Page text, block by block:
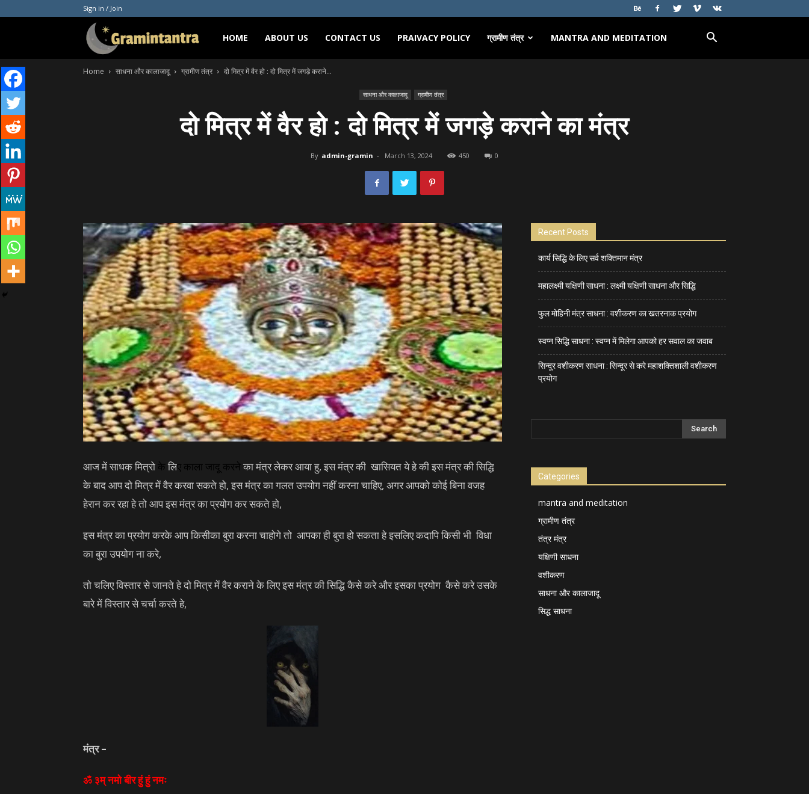
Sign in / Join
Gramintantra
HOME ABOUT US CONTACT US PRAIVACY POLICY ग्रामीण तंत्र MANTRA AND MEDITATION
Home साधना और कालाजादू ग्रामीण तंत्र दो मित्र में वैर हो : दो मित्र में जगड़े कराने...
साधना और कालाजादू ग्रामीण तंत्र
दो मित्र में वैर हो : दो मित्र में जगड़े कराने का मंत्र
By admin-gramin - March 13, 2024 450 0
आज में साधक मित्रो के लिए काला जादू करनेका मंत्र लेकर आया हु, इस मंत्र की खासियत ये हे की इस मंत्र की सिद्धि
के बाद आप दो मित्र में वैर करवा सकते हो, इस मंत्र का गलत उपयोग नहीं करना चाहिए, अगर आपको कोई बिना वजह
हेरान कर रहा हे तो आप इस मंत्र का प्रयोग कर सकते हो,
इस मंत्र का प्रयोग करके आप किसीका बुरा करना चाहोगे तो आपका ही बुरा हो सकता हे इसलिए कदापि किसी भी विधा
का बुरा उपयोग ना करे,
तो चलिए विस्तार से जानते हे दो मित्र में वैर कराने के लिए इस मंत्र की सिद्धि कैसे करे और इसका प्रयोग कैसे करे उसके
बारे में विस्तार से चर्चा करते हे,
मंत्र –
ॐ ३म् नमो बीर हुं हुं नमः
Recent Posts
कार्य सिद्धि के लिए सर्व शक्तिमान मंत्र
महालक्ष्मी यक्षिणी साधना : लक्ष्मी यक्षिणी साधना और सिद्धि
फुल मोहिनी मंत्र साधना : वशीकरण का खतरनाक प्रयोग
स्वप्न सिद्धि साधना : स्वप्न में मिलेगा आपको हर सवाल का जवाब
सिन्दूर वशीकरण साधना : सिन्दूर से करे महाशक्तिशाली वशीकरण
प्रयोग
Categories
mantra and meditation
ग्रामीण तंत्र
तंत्र मंत्र
यक्षिणी साधना
वशीकरण
साधना और कालाजादू
सिद्ध साधना